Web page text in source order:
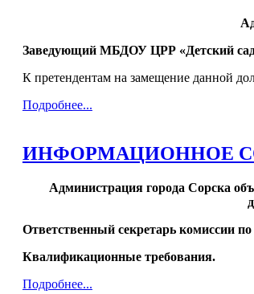
Заведующий МБДОУ ЦРР «Детский сад
К претендентам на замещение данной
Подробнее...
ИНФОРМАЦИОННОЕ
Администрация города Сорска
Ответственный секретарь комиссии
Квалификационные требования.
Подробнее...